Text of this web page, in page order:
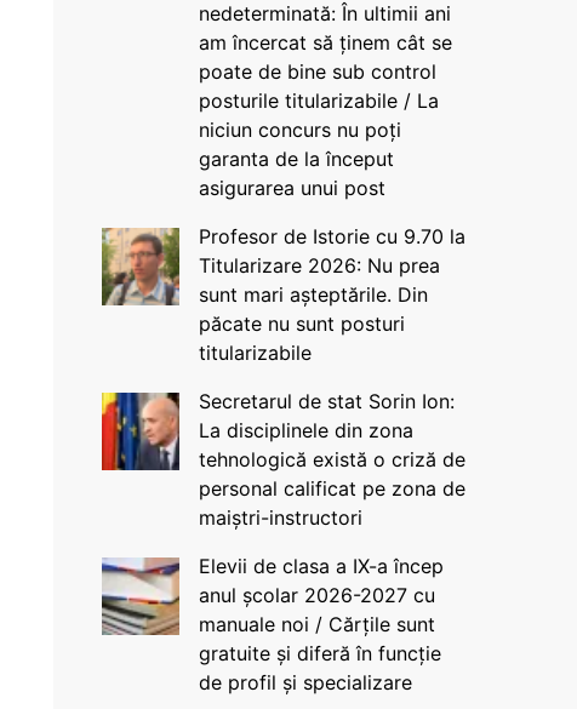
nedeterminată: În ultimii ani
am încercat să ținem cât se
poate de bine sub control
posturile titularizabile / La
niciun concurs nu poți
garanta de la început
asigurarea unui post
Profesor de Istorie cu 9.70 la
Titularizare 2026: Nu prea
sunt mari așteptările. Din
păcate nu sunt posturi
titularizabile
Secretarul de stat Sorin Ion:
La disciplinele din zona
tehnologică există o criză de
personal calificat pe zona de
maiștri-instructori
Elevii de clasa a IX-a încep
anul școlar 2026-2027 cu
manuale noi / Cărțile sunt
gratuite și diferă în funcție
de profil și specializare